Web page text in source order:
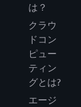
は？
クラウ
ドコン
ピュー
ティン
グとは?
エージ